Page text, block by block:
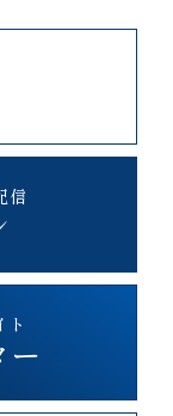
信
ト